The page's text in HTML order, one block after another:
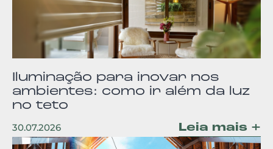
Iluminação para inovar nos
ambientes: como ir além da luz
no teto
30.07.2026 Leia mais +